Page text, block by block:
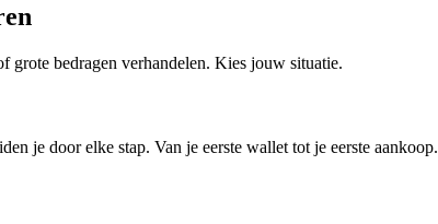
grote bedragen verhandelen. Kies jouw situatie.
je door elke stap. Van je eerste wallet tot je eerste aankoop.